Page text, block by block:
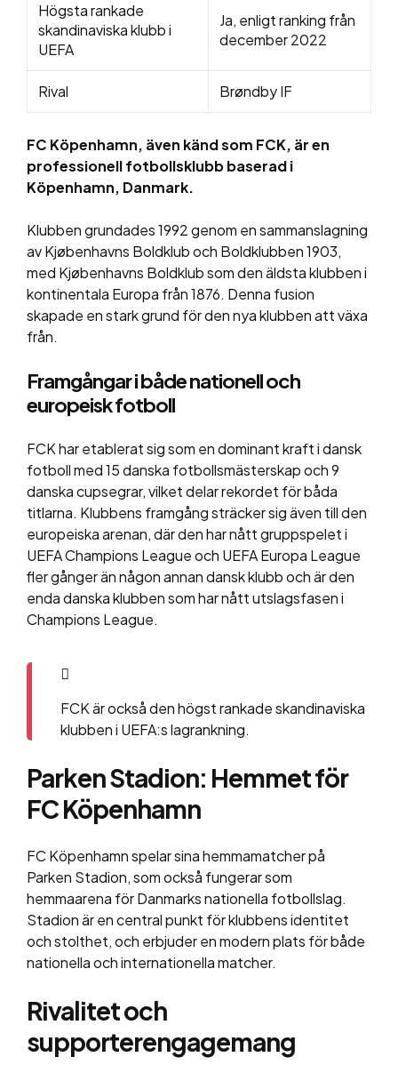
Högsta rankade
skandinaviska klubb i
UEFA
Ja, enligt ranking från
december 2022
Rival Brøndby IF
FC Köpenhamn, även känd som FCK, är en
professionell fotbollsklubb baserad i
Köpenhamn, Danmark.
Klubben grundades 1992 genom en sammanslagning
av Kjøbenhavns Boldklub och Boldklubben 1903,
med Kjøbenhavns Boldklub som den äldsta klubben i
kontinentala Europa från 1876. Denna fusion
skapade en stark grund för den nya klubben att växa
från​​.
Framgångar i både nationell och
europeisk fotboll
FCK har etablerat sig som en dominant kraft i dansk
fotboll med 15 danska fotbollsmästerskap och 9
danska cupsegrar, vilket delar rekordet för båda
titlarna. Klubbens framgång sträcker sig även till den
europeiska arenan, där den har nått gruppspelet i
UEFA Champions League och UEFA Europa League
fler gånger än någon annan dansk klubb och är den
enda danska klubben som har nått utslagsfasen i
Champions League.
FCK är också den högst rankade skandinaviska
klubben i UEFA:s lagrankning​​.
Parken Stadion: Hemmet för
FC Köpenhamn
FC Köpenhamn spelar sina hemmamatcher på
Parken Stadion, som också fungerar som
hemmaarena för Danmarks nationella fotbollslag.
Stadion är en central punkt för klubbens identitet
och stolthet, och erbjuder en modern plats för både
nationella och internationella matcher​​.
Rivalitet och
supporterengagemang